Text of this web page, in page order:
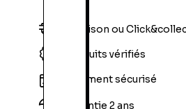
Livraison ou
Produits vérifiés
Paiement sécurisé
Garantie 2 ans